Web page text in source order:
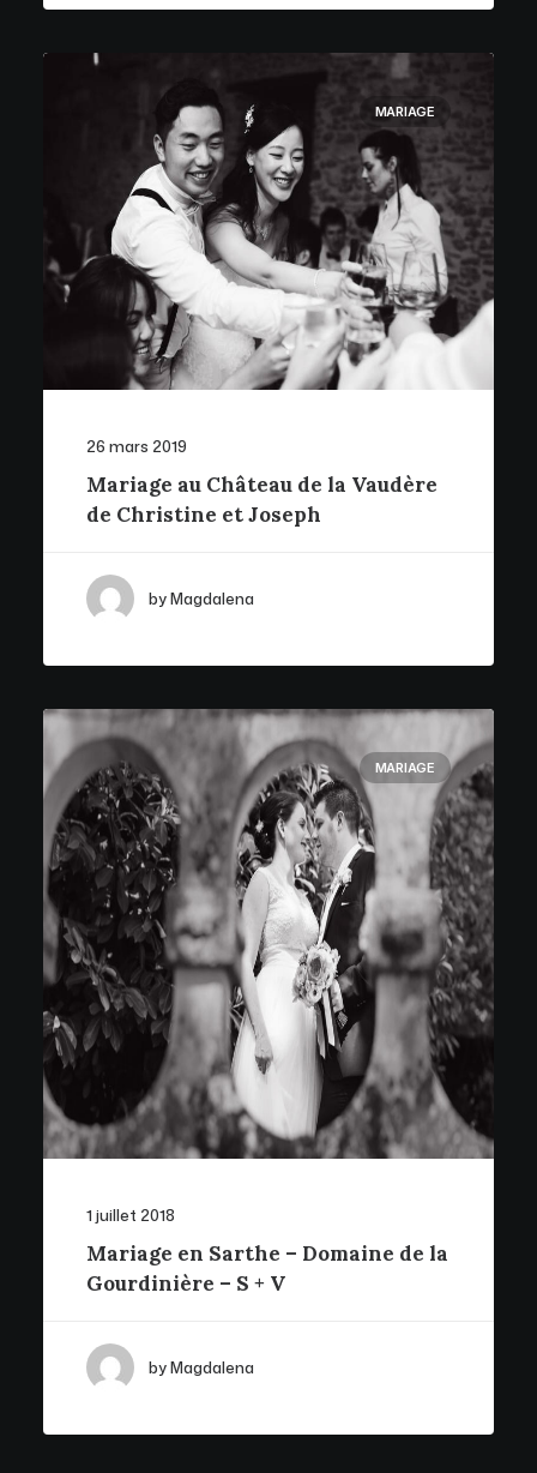
MARIAGE
26 mars 2019
Mariage au Château de la Vaudère
de Christine et Joseph
by Magdalena
MARIAGE
1 juillet 2018
Mariage en Sarthe – Domaine de la
Gourdinière – S + V
by Magdalena